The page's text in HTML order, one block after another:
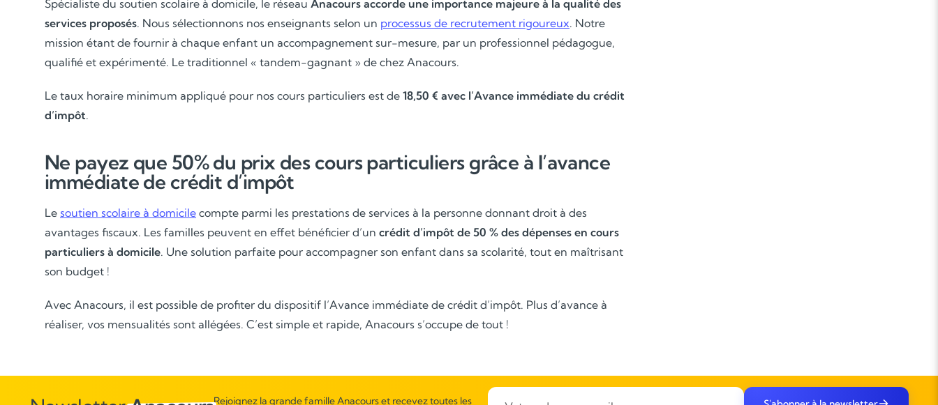
Spécialiste du soutien scolaire à domicile, le réseau Anacours accorde une importance majeure à la qualité des
services proposés. Nous sélectionnons nos enseignants selon un processus de recrutement rigoureux. Notre
mission étant de fournir à chaque enfant un accompagnement sur-mesure, par un professionnel pédagogue,
qualifié et expérimenté. Le traditionnel « tandem-gagnant » de chez Anacours.
Le taux horaire minimum appliqué pour nos cours particuliers est de 18,50 € avec l’Avance immédiate du crédit
d’impôt.
Ne payez que 50% du prix des cours particuliers grâce à l’avance
immédiate de crédit d’impôt
Le soutien scolaire à domicile compte parmi les prestations de services à la personne donnant droit à des
avantages fiscaux. Les familles peuvent en effet bénéficier d’un crédit d’impôt de 50 % des dépenses en cours
particuliers à domicile. Une solution parfaite pour accompagner son enfant dans sa scolarité, tout en maîtrisant
son budget !
Avec Anacours, il est possible de profiter du dispositif l’Avance immédiate de crédit d’impôt. Plus d’avance à
réaliser, vos mensualités sont allégées. C’est simple et rapide, Anacours s’occupe de tout !
Rejoignez la grande famille Anacours et recevez toutes les